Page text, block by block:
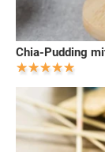
Chia-Pudding